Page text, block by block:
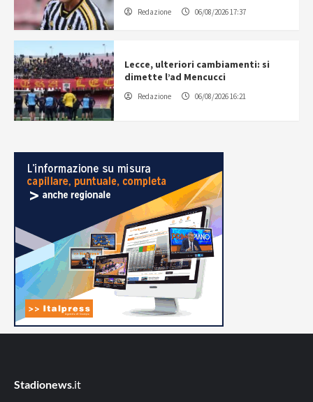
Redazione 06/08/2026 17:37
Lecce, ulteriori cambiamenti: si
dimette l’ad Mencucci
Redazione 06/08/2026 16:21
Stadionews.it